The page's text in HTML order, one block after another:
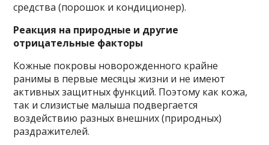
средства (порошок и кондиционер).
Реакция на природные и другие
отрицательные факторы
Кожные покровы новорожденного крайне
ранимы в первые месяцы жизни и не имеют
активных защитных функций. Поэтому как кожа,
так и слизистые малыша подвергается
воздействию разных внешних (природных)
раздражителей.